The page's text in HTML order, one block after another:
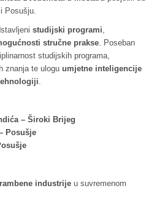
Posušju.
studijski programi
stručne prakse . Poseban
studijskih programa,
znanja te ulogu umjetne inteligencije
– Široki Brijeg
Posušje
industrije u suvremenom